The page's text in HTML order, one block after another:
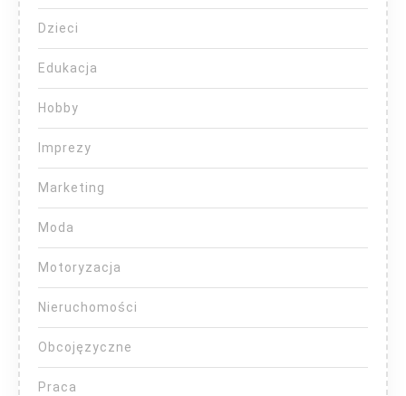
Dzieci
Edukacja
Hobby
Imprezy
Marketing
Moda
Motoryzacja
Nieruchomości
Obcojęzyczne
Praca